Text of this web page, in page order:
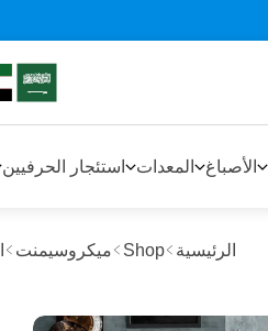
الأصباغ المعدات استئجار الحرفيين
الرئيسية Shop ميكروسيمنت